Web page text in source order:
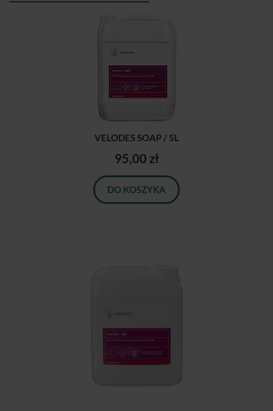
VELODES SOAP / 5L
95,00 zł
DO KOSZYKA